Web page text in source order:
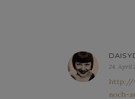
24. April
http://
noch-